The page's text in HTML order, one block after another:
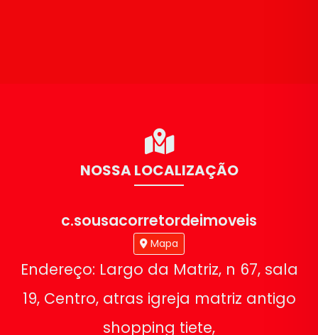
NOSSA LOCALIZAÇÃO
c.sousacorretordeimoveis
Mapa
Endereço: Largo da Matriz, n 67, sala
19, Centro, atras igreja matriz antigo
shopping tiete,